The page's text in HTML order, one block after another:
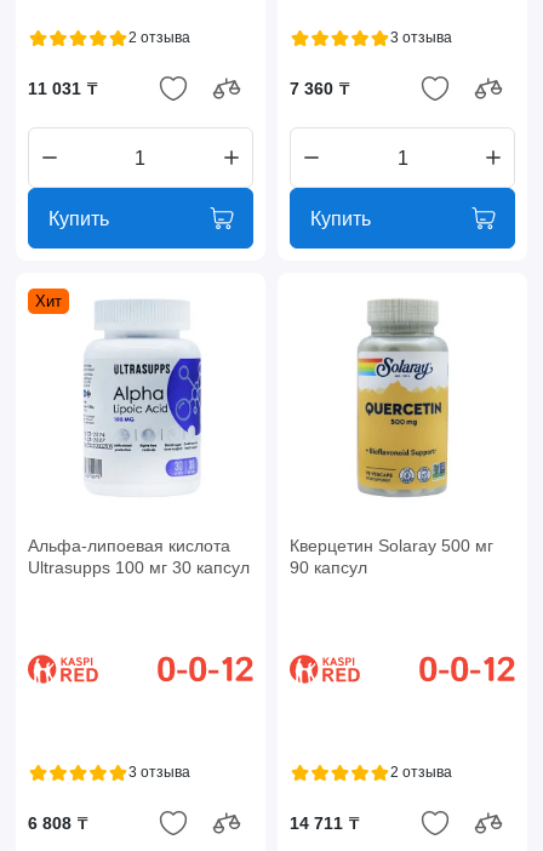
2 отзыва
11 031 ₸
Купить
3 отзыва
7 360 ₸
Купить
Хит
Альфа-липоевая кислота
Ultrasupps 100 мг 30 капсул
3 отзыва
6 808 ₸
Кверцетин Solaray 500 мг
90 капсул
2 отзыва
14 711 ₸